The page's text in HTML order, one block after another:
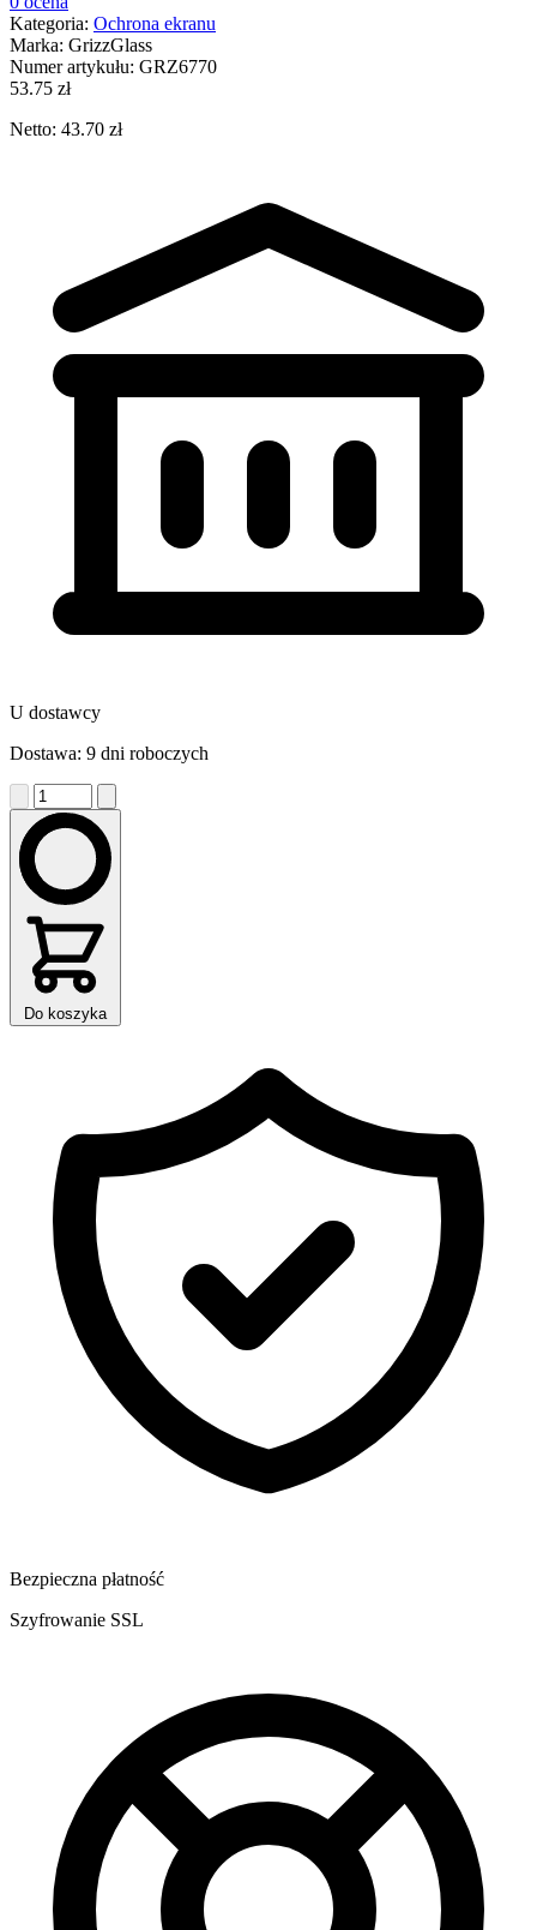
Kategoria: Ochrona ekranu
Marka: GrizzGlass
Numer artykułu: GRZ6770
53.75 zł
Netto: 43.70 zł
U dostawcy
Dostawa: 9 dni roboczych
Do koszyka
Bezpieczna płatność
Szyfrowanie SSL